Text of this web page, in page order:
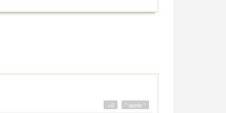
" quote "
+0